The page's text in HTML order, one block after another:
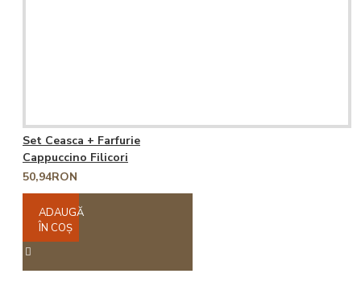
Set Ceasca + Farfurie
Cappuccino Filicori
50,94RON
ADAUGĂ
ÎN COŞ